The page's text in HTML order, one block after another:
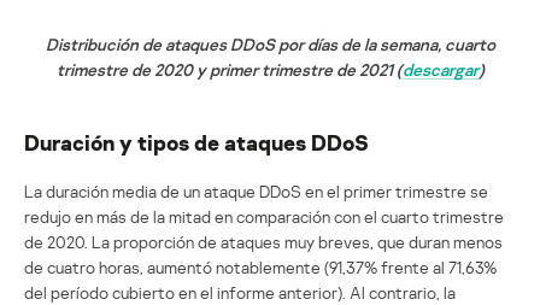
Distribución de ataques DDoS por días de la semana, cuarto
trimestre de 2020 y primer trimestre de 2021 (descargar)
Duración y tipos de ataques DDoS
La duración media de un ataque DDoS en el primer trimestre se
redujo en más de la mitad en comparación con el cuarto trimestre
de 2020. La proporción de ataques muy breves, que duran menos
de cuatro horas, aumentó notablemente (91,37% frente al 71,63%
del período cubierto en el informe anterior). Al contrario, la